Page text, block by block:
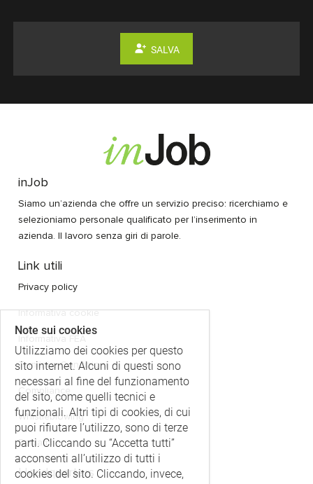
SALVA
inJob
Siamo un’azienda che offre un servizio preciso: ricerchiamo e
selezioniamo personale qualificato per l’inserimento in
azienda. Il lavoro senza giri di parole.
Link utili
Privacy policy
Informativa cookie
Termini e Condizioni
Compliance
Whistleblowing
Reclami
Headquarters
Note sui cookies
Utilizziamo dei cookies per questo
sito internet. Alcuni di questi sono
necessari al fine del funzionamento
del sito, come quelli tecnici e
funzionali. Altri tipi di cookies, di cui
puoi rifiutare l’utilizzo, sono di terze
parti. Cliccando su “Accetta tutti”
acconsenti all’utilizzo di tutti i
cookies del sito. Cliccando, invece,